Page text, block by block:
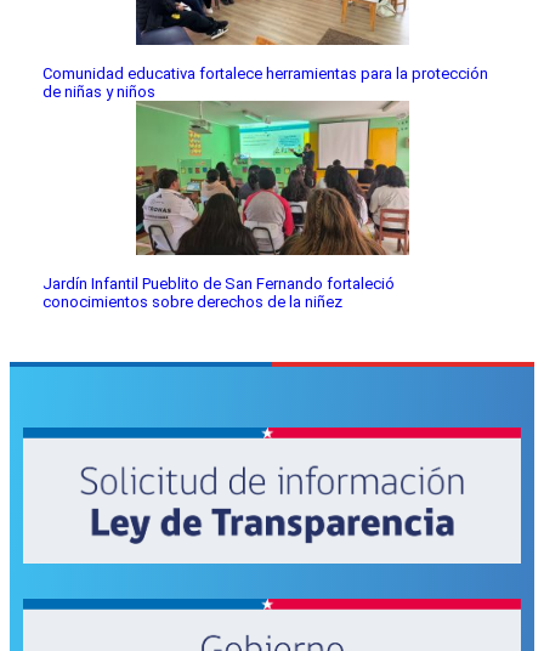
Comunidad educativa fortalece herramientas para la protección
de niñas y niños
Jardín Infantil Pueblito de San Fernando fortaleció
conocimientos sobre derechos de la niñez